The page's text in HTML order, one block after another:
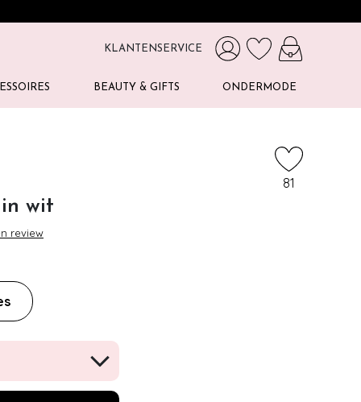
KLANTENSERVICE
BEAUTY & GIFTS ONDERMODE
wit
81
review